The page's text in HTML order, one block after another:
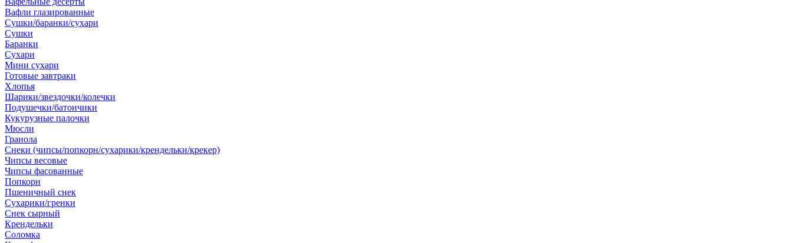
Вафли глазированные
Сушки/баранки/сухари
Сушки
Баранки
Сухари
Мини сухари
Готовые завтраки
Хлопья
Шарики/звездочки/колечки
Подушечки/батончики
Кукурузные палочки
Мюсли
Гранола
Снеки (чипсы/попкорн/сухарики/крендельки/крекер)
Чипсы весовые
Чипсы фасованные
Попкорн
Пшеничный снек
Сухарики/гренки
Снек сырный
Крендельки
Соломка